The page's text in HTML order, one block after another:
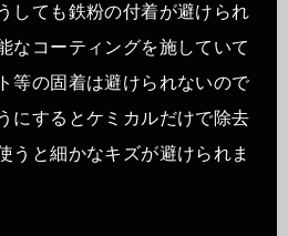
しても鉄粉の付着が避けられ
なコーティングを施していて
等の固着は避けられないので
にするとケミカルだけで除去
うと細かなキズが避けられま